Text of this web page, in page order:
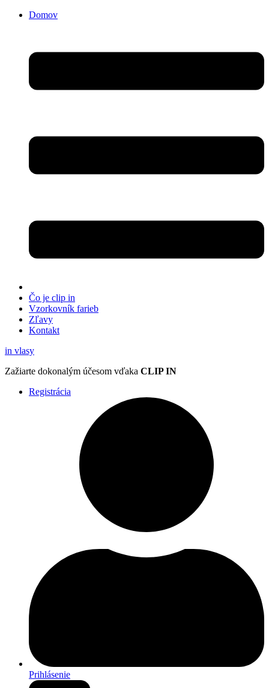
Domov
Čo je clip in
Vzorkovník farieb
Zľavy
Kontakt
in vlasy
Zažiarte dokonalým účesom vďaka CLIP IN
Registrácia
Prihlásenie